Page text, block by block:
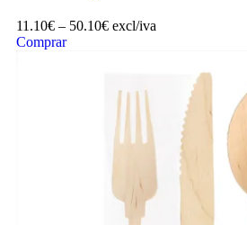
11.10€ – 50.10€ excl/iva
Comprar